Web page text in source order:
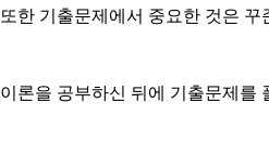
또한 기출문제에서 중요한 것은 꾸
이론을 공부하신 뒤에 기출문제를